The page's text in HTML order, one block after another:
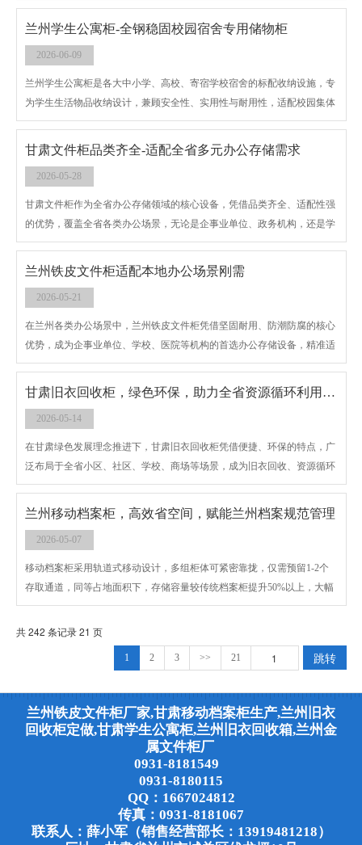
设计，助力闲置衣物循环利用，践行绿色低碳环保理念。
兰州学生公寓柜-全钢稳固校园宿舍专用储物柜
2026-06-09
兰州学生公寓柜是各大中小学、高校、寄宿学校宿舍的标配收纳设施，专
为学生生活物品收纳设计，兼顾安全性、实用性与耐用性，适配校园集体
居住场景。产品采用优质冷轧钢板精工制作，整体一体成型，无尖锐棱
角，打磨光滑，杜绝学生磕碰划伤，符合校园安全标准。
甘肃文件柜品类齐全-适配全省多元办公存储需求
2026-05-28
甘肃文件柜作为全省办公存储领域的核心设备，凭借品类齐全、适配性强
的优势，覆盖全省各类办公场景，无论是企事业单位、政务机构，还是学
校、医院、企业厂房，都能找到适配的产品，助力甘肃办公场景实现文
件、资料的规范存储与高效管理。
兰州铁皮文件柜适配本地办公场景刚需
2026-05-21
在兰州各类办公场景中，兰州铁皮文件柜凭借坚固耐用、防潮防腐的核心
优势，成为企事业单位、学校、医院等机构的首选办公存储设备，精准适
配兰州干旱少雨、风沙大的地域特点，兼顾实用性与经济性，助力本地办
公场景实现文件规范存储。
甘肃旧衣回收柜，绿色环保，助力全省资源循环利用
2026-05-14
在甘肃绿色发展理念推进下，甘肃旧衣回收柜凭借便捷、环保的特点，广
泛布局于全省小区、社区、学校、商场等场景，成为旧衣回收、资源循环
利用的重要载体，既解决了居民旧衣处理难题，又助力甘肃实现低碳环保
发展目标，适配全省各地的投放需求。
兰州移动档案柜，高效省空间，赋能兰州档案规范管理
2026-05-07
移动档案柜采用轨道式移动设计，多组柜体可紧密靠拢，仅需预留1-2个
存取通道，同等占地面积下，存储容量较传统档案柜提升50%以上，大幅
节省办公空间。柜体采用优质钢材打造，搭配密封胶条设计，具备防潮、
防尘、防盗、防倾倒功能，可有效保护档案长期完好保存，适配兰州干燥
共 242 条记录 21 页
1 2 3 >> 21 跳转
兰州铁皮文件柜厂家,甘肃移动档案柜生产,兰州旧衣
回收柜定做,甘肃学生公寓柜,兰州旧衣回收箱,兰州金
属文件柜厂
0931-8181549
0931-8180115
QQ：1667024812
传真：0931-8181067
联系人：薛小军（销售经营部长：13919481218）